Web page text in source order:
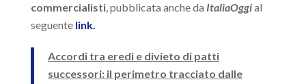
commercialisti, pubblicata anche da ItaliaOggial
seguente link.
Accordi tra eredi e divieto di patti
successori: il perimetro tracciato dalle